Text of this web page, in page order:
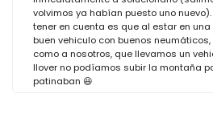
volvimos ya habían puesto uno
tener en cuenta es que al estar en
buen vehiculo con buenos
como a nosotros, que llevamos un
llover no podíamos subir la montaña
patinaban 😆